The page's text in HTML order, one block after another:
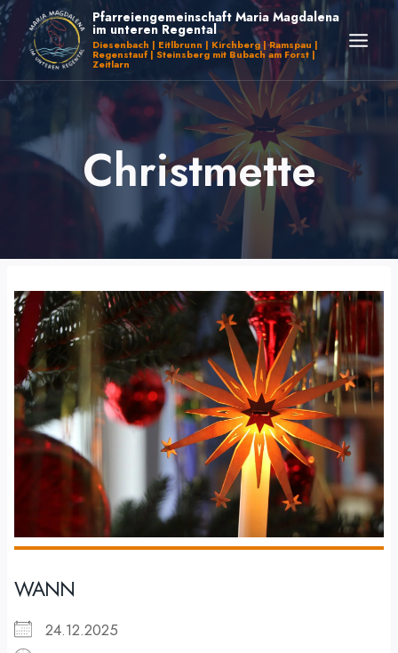
Zum
Inhalt
springen
Pfarreiengemeinschaft Maria Magdalena
im unteren Regental
Diesenbach | Eitlbrunn | Kirchberg | Ramspau |
Regenstauf | Steinsberg mit Bubach am Forst |
Zeitlarn
Christmette
WANN
24.12.2025